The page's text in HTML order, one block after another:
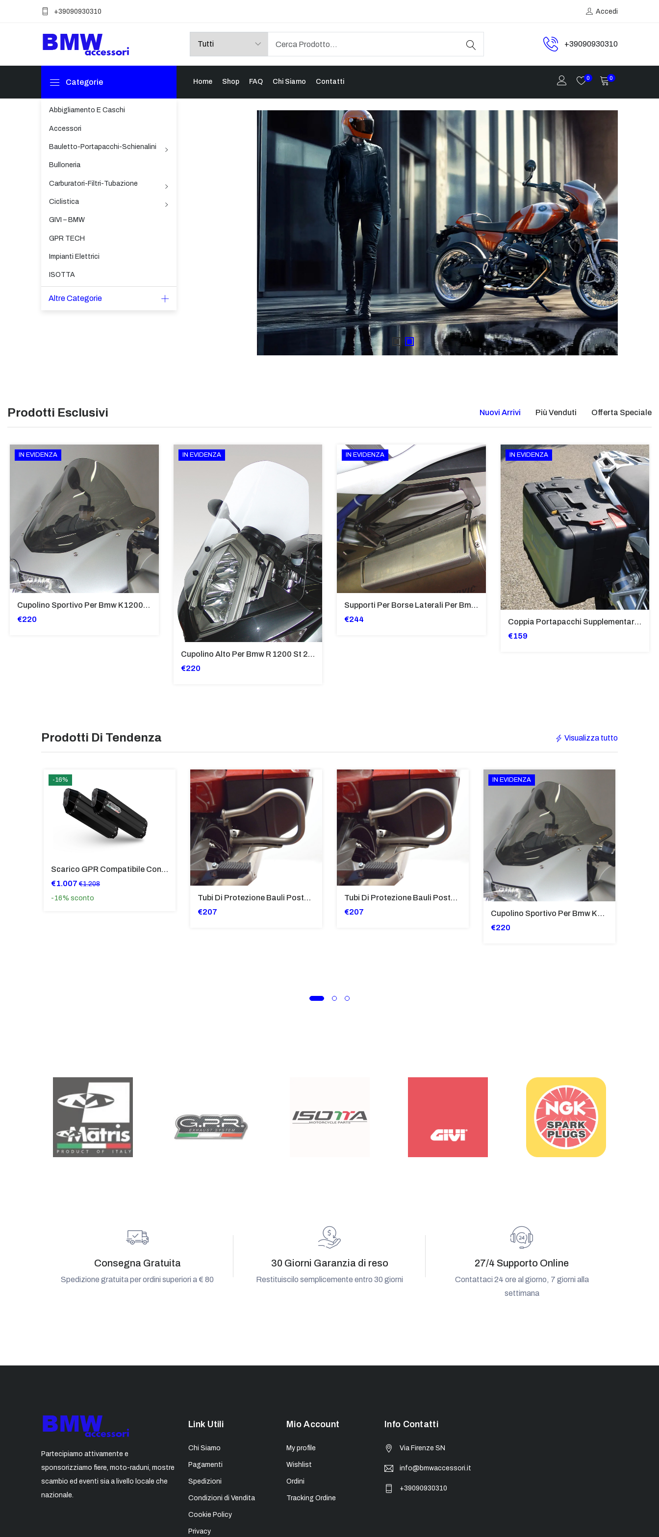
+39090930310 Accedi
+39090930310
Categorie
Abbigliamento E Caschi
Accessori
Bauletto-Portapacchi-Schienalini
Bulloneria
Carburatori-Filtri-Tubazione
Ciclistica
GIVI – BMW
GPR TECH
Impianti Elettrici
ISOTTA
Altre Categorie
Home Shop FAQ Chi Siamo Contatti 0 0
Prodotti Esclusivi Nuovi Arrivi Più Venduti Offerta Speciale
IN EVIDENZA
Cupolino Sportivo Per Bmw K 1200 R Sport 2005-07 TRASPARENTE - Sc967-T
€220
IN EVIDENZA
Cupolino Alto Per Bmw R 1200 St 2004 - 2007 TRASPARENTE - Sc950-T
€220
IN EVIDENZA
Supporti Per Borse Laterali Per Bmw Hp2 Megamoto 2007 - 2008 TRASPARENTE - Sb02-T
€244
IN EVIDENZA
Coppia Portapacchi Supplementare In Ferro Per Borse Modello “Vario” Bmw - PP29-R1250GS
€159
Prodotti Di Tendenza Visualizza tutto
-16%
Scarico GPR Compatibile Con Bmw K 1600 Gt 2017-2021 - Hyper Sonic Black Titanium
€1.007 €1.208
-16% sconto
Tubi Di Protezione Bauli Posteriori Per Bmw K 1600 Gt/Gtl (2010>2016) GIALLO - TB8025-K1600GTL
€207
Tubi Di Protezione Bauli Posteriori Per Bmw K 1600 Gt/Gtl (2010>2016) GIALLO - TB8025-K1600GT
€207
IN EVIDENZA
Cupolino Sportivo Per Bmw K 1200 R Sport 2005-07 TRASPARENTE - Sc967-T
€220
Consegna Gratuita
Spedizione gratuita per ordini superiori a € 80
30 Giorni Garanzia di reso
Restituiscilo semplicemente entro 30 giorni
27/4 Supporto Online
Contattaci 24 ore al giorno, 7 giorni alla
settimana
Partecipiamo attivamente e
sponsorizziamo fiere, moto-raduni, mostre
scambio ed eventi sia a livello locale che
nazionale.
Link Utili
Chi Siamo
Pagamenti
Spedizioni
Condizioni di Vendita
Cookie Policy
Privacy
Mio Account
My profile
Wishlist
Ordini
Tracking Ordine
Info Contatti
Via Firenze SN
info@bmwaccessori.it
+39090930310